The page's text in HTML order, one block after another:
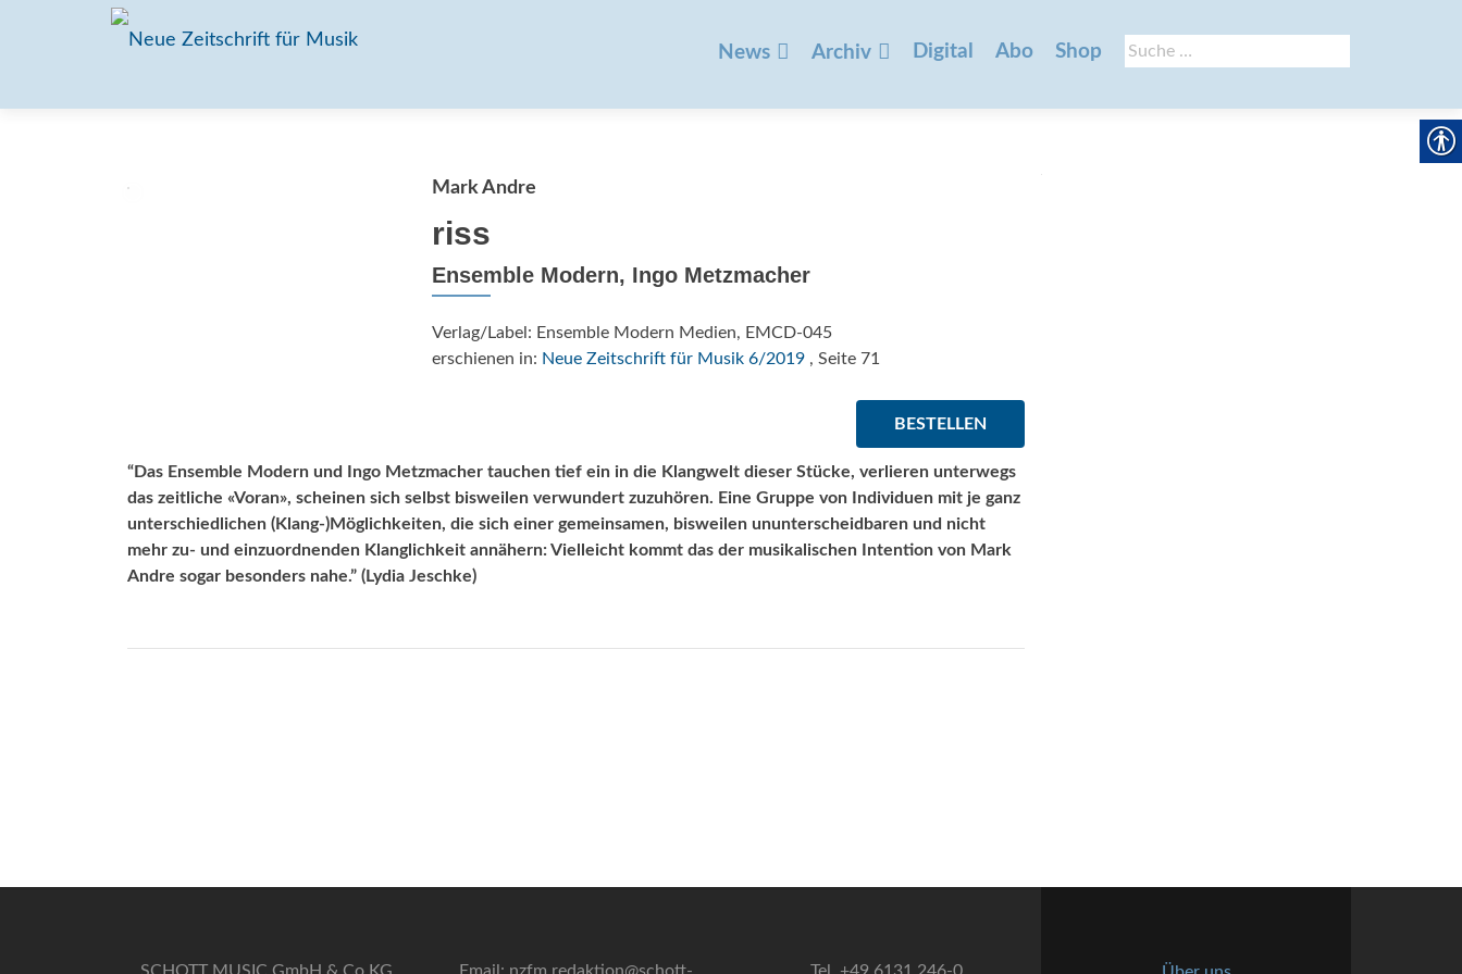
Suche
nach:
springen
News Archiv Digital Abo Shop
Mark Andre
riss
Ensemble Modern, Ingo Metzmacher
Verlag/Label: Ensemble Modern Medien, EMCD-045
erschienen in: Neue Zeitschrift für Musik 6/2019, Seite 71
BESTELLEN
“Das Ensemble Modern und Ingo Metzmacher tauchen tief ein in die Klangwelt dieser Stücke, verlieren unterwegs
das zeitliche «Voran», scheinen sich selbst bisweilen verwundert zuzuhören. Eine Gruppe von Indivi­duen mit je ganz
unterschiedlichen (Klang-)Möglichkeiten, die sich einer gemeinsamen, bisweilen ununterscheidbaren und nicht
mehr zu- und einzuordnenden Klanglichkeit annähern: Vielleicht kommt das der musikalischen Intention von Mark
Andre sogar besonders nahe.” (Lydia Jeschke)